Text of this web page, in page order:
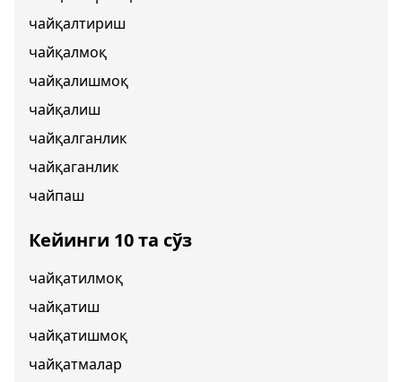
чайқалтириш
чайқалмоқ
чайқалишмоқ
чайқалиш
чайқалганлик
чайқаганлик
чайпаш
Кейинги 10 та сўз
чайқатилмоқ
чайқатиш
чайқатишмоқ
чайқатмалар